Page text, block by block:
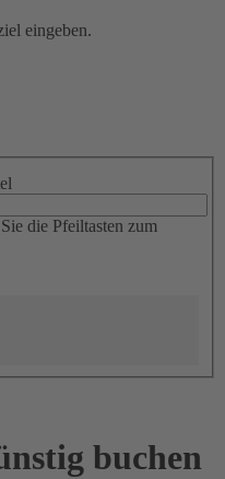
eingeben.
die Pfeiltasten zum
buchen